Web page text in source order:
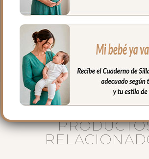
Coordinado con el bolso, la maleta y el
cambiador de la Colección para un
resultado de conjunto impecable.
Fabricado artesanalmente en España
con materiales de primera calidad.